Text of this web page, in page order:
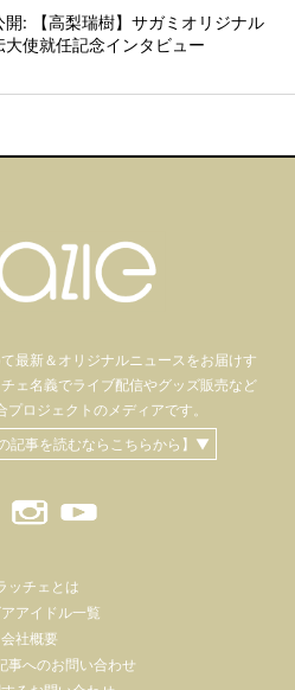
開: 【高梨瑞樹】サガミオリジナル
大使就任記念インタビュー
最新＆オリジナルニュースをお届けす
ェ名義でライブ配信やグッズ販売など
プロジェクトのメディアです。
記事を読むならこちらから】▼
ッチェとは
アイドル一覧
会社概要
事へのお問い合わせ